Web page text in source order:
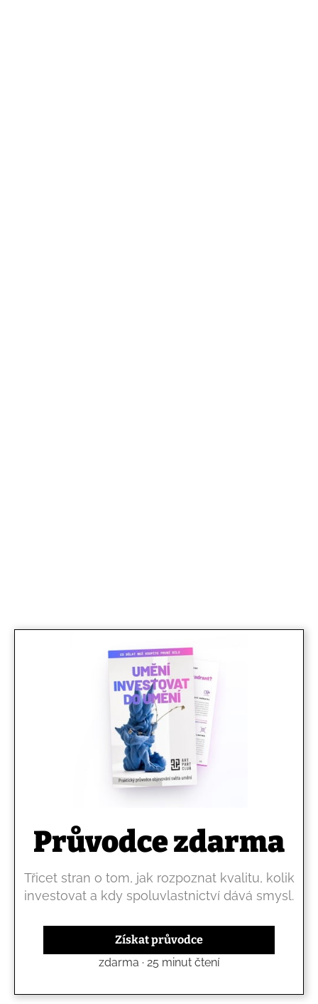
Průvodce zdarma
Třicet stran o tom, jak rozpoznat kvalitu, kolik
investovat a kdy spoluvlastnictví dává smysl.
Získat průvodce
zdarma · 25 minut čtení